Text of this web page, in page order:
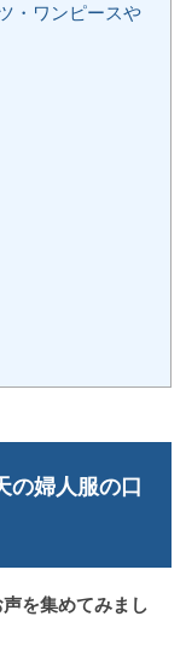
・ワンピースや
の婦人服の口
を集めてみまし